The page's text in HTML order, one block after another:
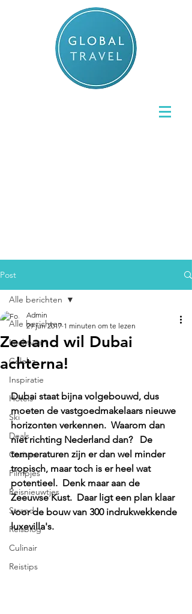
Post
Alle berichten
Luchtvaart
Celebz
Inspiratie
Hotels
Ski
Deals
Cruises
Filmpjes
Reisnieuwtjes
Strand
Reisblog
Culinair
Reistips
Alle berichten
Zeeland wil Dubai
achterna!
Admin
29 jun 2017 1 minuten om te lezen
Dubai staat bijna volgebouwd, dus
moeten de vastgoedmakelaars nieuwe
horizonten verkennen.  Waarom dan
niet richting Nederland dan?   De
temperaturen zijn er dan wel minder
tropisch, maar toch is er heel wat
potentieel.  Denk maar aan de
Zeeuwse Kust.  Daar ligt een plan klaar
voor de bouw van 300 indrukwekkende
luxevilla's.